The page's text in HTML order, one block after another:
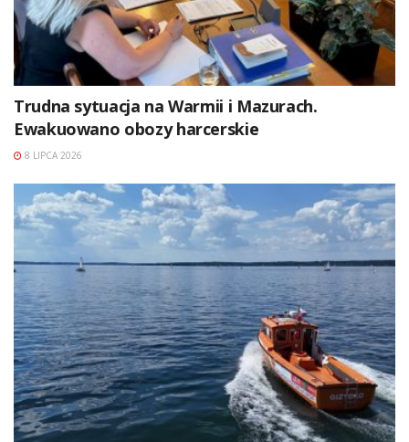
Trudna sytuacja na Warmii i Mazurach.
Ewakuowano obozy harcerskie
8 LIPCA 2026